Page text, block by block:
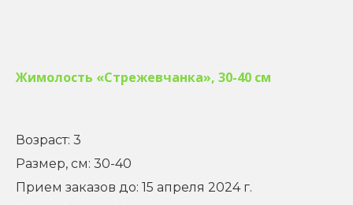
Жимолость «Стрежевчанка», 30-40 см
Возраст: 3
Размер, см: 30-40
Прием заказов до: 15 апреля 2024 г.